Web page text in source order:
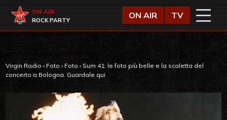
Virgin Radio
ON AIR
ROCK PARTY
ON AIR TV
Virgin Radio › Foto › Foto › Sum 41: le foto più belle e la scaletta del
concerto a Bologna. Guardale qui